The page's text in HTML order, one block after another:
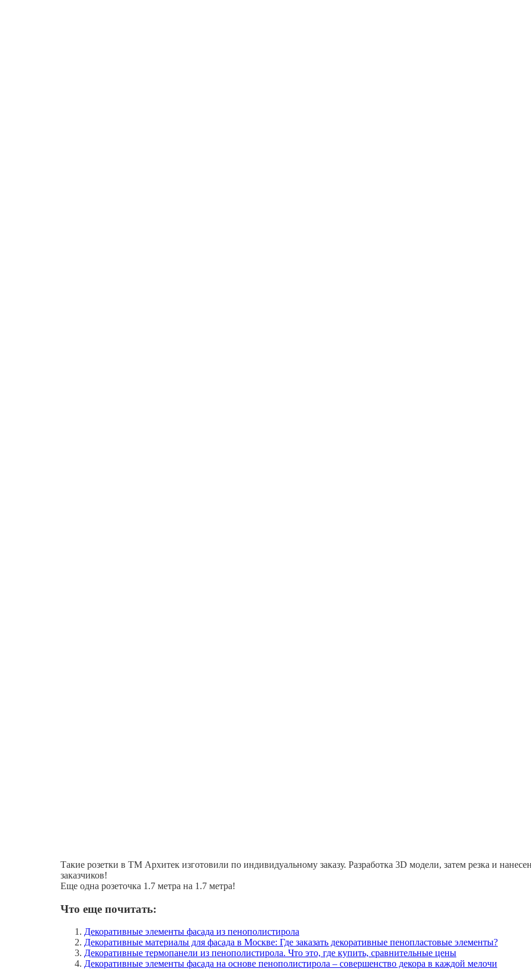
Такие розетки в ТМ Архитек изготовили по индивидуальному заказу. Разработка 3D модели, затем резка и
заказчиков!
Еще одна розеточка 1.7 метра на 1.7 метра!
Что еще почитать:
Декоративные элементы фасада из пенополистирола
Декоративные материалы для фасада в Москве: Где заказать декоративные пенопластовые элементы?
Декоративные термопанели из пенополистирола. Что это, где купить, сравнительные цены
Декоративные элементы фасада на основе пенополистирола – совершенство декора в каждой мелочи